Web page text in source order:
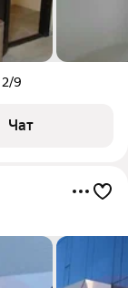
2/9
Чат